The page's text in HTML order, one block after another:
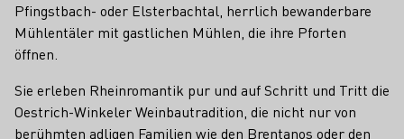
Pfingstbach- oder Elsterbachtal, herrlich bewanderbare
Mühlentäler mit gastlichen Mühlen, die ihre Pforten
öffnen.
Sie erleben Rheinromantik pur und auf Schritt und Tritt die
Oestrich-Winkeler Weinbautradition, die nicht nur von
berühmten adligen Familien wie den Brentanos oder den